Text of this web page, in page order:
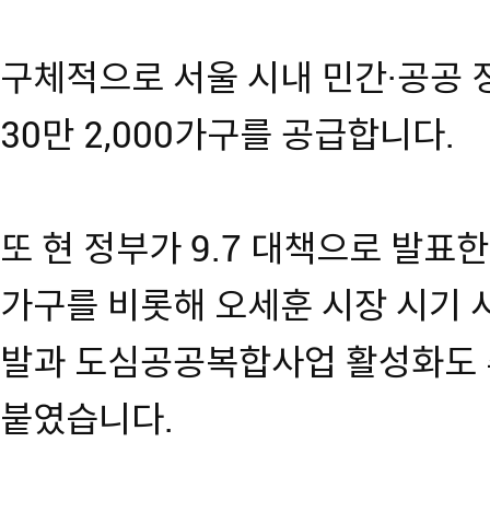
구체적으로 서울 시내 민간·공공
30만 2,000가구를 공급합니다.
또 현 정부가 9.7 대책으로 발표
가구를 비롯해 오세훈 시장 시기
발과 도심공공복합사업 활성화
붙였습니다.